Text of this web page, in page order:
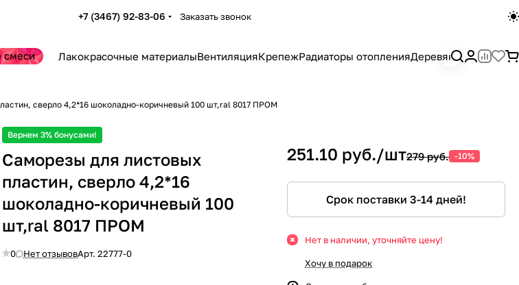
+7 (3467) 92-83-06 Заказать звонок
смеси Лакокрасочные материалыВентиляцияКрепежРадиаторы отопленияДеревянный
сверло 4,2*16 шоколадно-коричневый 100 шт,ral 8017 ПРОМ
Вернем 3% бонусами!
Саморезы для листовых
пластин, сверло 4,2*16
шоколадно-коричневый 100
шт,ral 8017 ПРОМ
0 Нет отзывовАрт.22777-0
251.10 руб./шт279 руб. -10%
Срок поставки 3-14 дней!
Нет в наличии, уточняйте цену!
Хочу в подарок